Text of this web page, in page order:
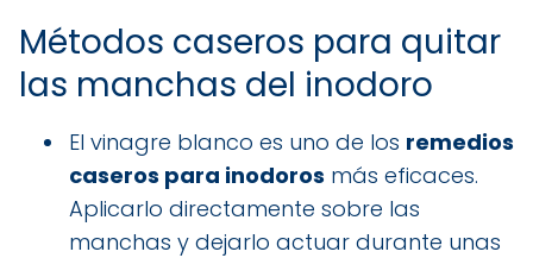
Métodos caseros para quitar
las manchas del inodoro
El vinagre blanco es uno de los remedios
caseros para inodoros más eficaces.
Aplicarlo directamente sobre las
manchas y dejarlo actuar durante unas